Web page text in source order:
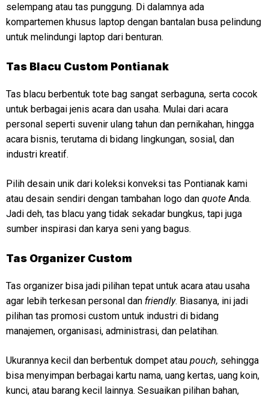
selempang atau tas punggung. Di dalamnya ada
kompartemen khusus laptop dengan bantalan busa pelindung
untuk melindungi laptop dari benturan.
Tas Blacu Custom Pontianak
Tas blacu berbentuk tote bag sangat serbaguna, serta cocok
untuk berbagai jenis acara dan usaha. Mulai dari acara
personal seperti suvenir ulang tahun dan pernikahan, hingga
acara bisnis, terutama di bidang lingkungan, sosial, dan
industri kreatif.
Pilih desain unik dari koleksi konveksi tas Pontianak kami
atau desain sendiri dengan tambahan logo dan quote Anda.
Jadi deh, tas blacu yang tidak sekadar bungkus, tapi juga
sumber inspirasi dan karya seni yang bagus.
Tas Organizer Custom
Tas organizer bisa jadi pilihan tepat untuk acara atau usaha
agar lebih terkesan personal dan friendly. Biasanya, ini jadi
pilihan tas promosi custom untuk industri di bidang
manajemen, organisasi, administrasi, dan pelatihan.
Ukurannya kecil dan berbentuk dompet atau pouch, sehingga
bisa menyimpan berbagai kartu nama, uang kertas, uang koin,
kunci, atau barang kecil lainnya. Sesuaikan pilihan bahan,